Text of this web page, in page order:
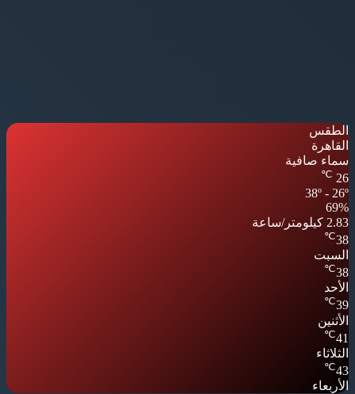
الطقس
القاهرة
سماء صافية
26
℃
38º - 26º
69%
2.83 كيلومتر/ساعة
38
℃
السبت
38
℃
الأحد
39
℃
الأثنين
41
℃
الثلاثاء
43
℃
الأربعاء